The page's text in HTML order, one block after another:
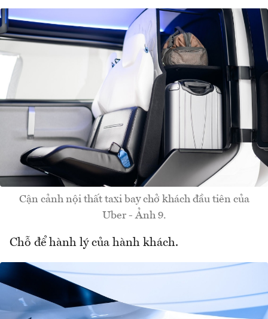
Cận cảnh nội thất taxi bay chở khách đầu tiên của
Uber - Ảnh 9.
Chỗ để hành lý của hành khách.